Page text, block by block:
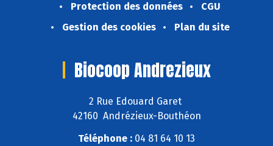
Protection des données
CGU
Gestion des cookies
Plan du site
Biocoop Andrezieux
2 Rue Edouard Garet
42160 Andrézieux-Bouthéon
Téléphone : 04 81 64 10 13